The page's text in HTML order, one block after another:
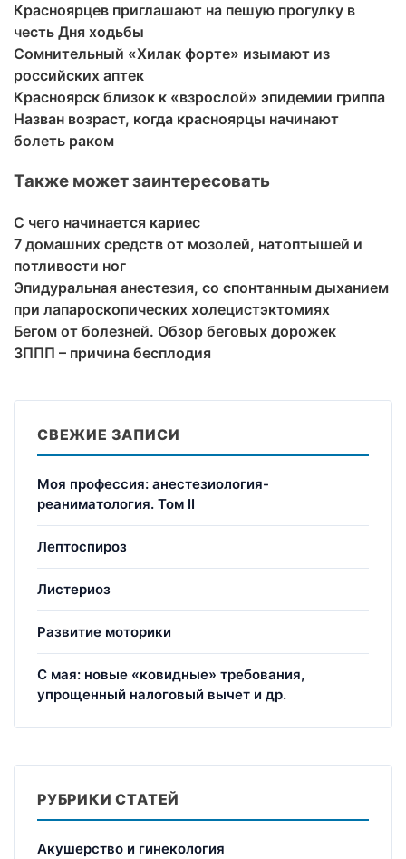
Красноярцев приглашают на пешую прогулку в
честь Дня ходьбы
Сомнительный «Хилак форте» изымают из
российских аптек
Красноярск близок к «взрослой» эпидемии гриппа
Назван возраст, когда красноярцы начинают
болеть раком
Также может заинтересовать
С чего начинается кариес
7 домашних средств от мозолей, натоптышей и
потливости ног
Эпидуральная анестезия, со спонтанным дыханием
при лапароскопических холецистэктомиях
Бегом от болезней. Обзор беговых дорожек
ЗППП – причина бесплодия
СВЕЖИЕ ЗАПИСИ
Моя профессия: анестезиология-
реаниматология. Том II
Лептоспироз
Листериоз
Развитие моторики
С мая: новые «ковидные» требования,
упрощенный налоговый вычет и др.
РУБРИКИ СТАТЕЙ
Акушерство и гинекология